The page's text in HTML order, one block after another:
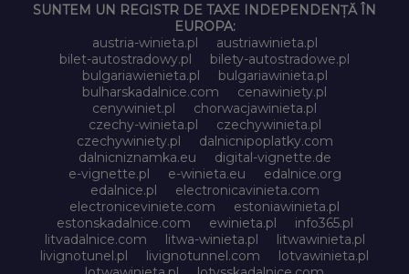
SUNTEM UN REGISTR DE TAXE INDEPENDENȚĂ ÎN
EUROPA:
austria-winieta.pl
austriawinieta.pl
bilet-autostradowy.pl
bilety-autostradowe.pl
bulgariawienieta.pl
bulgariawinieta.pl
bulharskadalnice.com
cenawiniety.pl
cenywiniet.pl
chorwacjawinieta.pl
czechy-winieta.pl
czechywinieta.pl
czechywiniety.pl
dalnicnipoplatky.com
dalnicniznamka.eu
digital-vignette.de
e-vignette.pl
e-winieta.eu
edalnice.org
edalnice.pl
electronicavinieta.com
electroniceviniete.com
estoniawinieta.pl
estonskadalnice.com
ewinieta.pl
info365.pl
litvadalnice.com
litwa-winieta.pl
litwawinieta.pl
livignotunel.pl
livignotunnel.com
lotvawinieta.pl